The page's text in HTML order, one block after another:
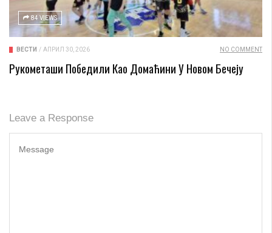
84 VIEWS
ВЕСТИ / АПРИЛ 30, 2026 NO COMMENT
Рукометаши Победили Као Домаћини У Новом Бечеју
Leave a Response